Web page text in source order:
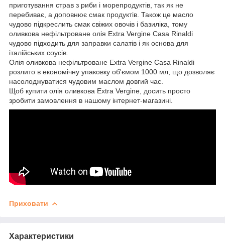
приготування страв з риби і морепродуктів, так як не
перебиває, а доповнює смак продуктів. Також це масло
чудово підкреслить смак свіжих овочів і базиліка, тому
оливкова нефільтроване олія Extra Vergine Casa Rinaldi
чудово підходить для заправки салатів і як основа для
італійських соусів.
Олія оливкова нефільтроване Extra Vergine Casa Rinaldi
розлито в економічну упаковку об'ємом 1000 мл, що дозволяє
насолоджуватися чудовим маслом довгий час.
Щоб купити олія оливкова Extra Vergine, досить просто
зробити замовлення в нашому інтернет-магазині.
Приховати
Характеристики